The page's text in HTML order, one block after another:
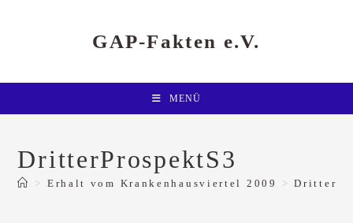
GAP-Fakten e.V.
MENÜ
DritterProspektS3
> Erhalt vom Krankenhausviertel 2009 >